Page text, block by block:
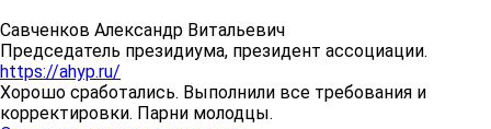
Савченков Александр Витальевич
Председатель президиума, президент ассоциации.
https://ahyp.ru/
Хорошо сработались. Выполнили все требования и
корректировки. Парни молодцы.